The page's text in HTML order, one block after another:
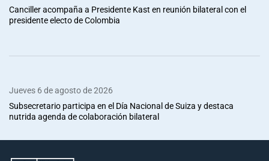
Canciller acompaña a Presidente Kast en reunión bilateral con el
presidente electo de Colombia
Jueves 6 de agosto de 2026
Subsecretario participa en el Día Nacional de Suiza y destaca
nutrida agenda de colaboración bilateral